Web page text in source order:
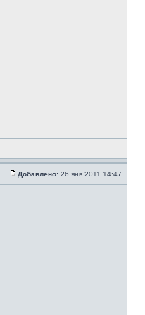
Добавлено: 26 янв 2011 14:47